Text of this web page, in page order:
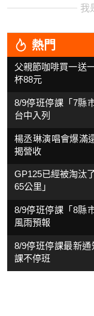
我
熱門
父親節咖啡買一送
杯88元
8/9停班停課「7縣
台中入列
楊丞琳演唱會爆滿
揭營收
GP125已經被淘汰
65公里」
8/9停班停課「8縣
風雨預報
8/9停班停課最新
課不停班